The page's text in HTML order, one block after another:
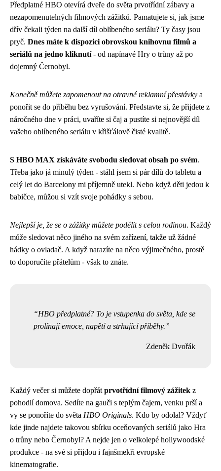
Předplatné HBO otevírá dveře do světa prvotřídní zábavy a
nezapomenutelných filmových zážitků. Pamatujete si, jak jsme
dřív čekali týden na další díl oblíbeného seriálu? Ty časy jsou
pryč. Dnes máte k dispozici obrovskou knihovnu filmů a
seriálů na jedno kliknutí- od napínavé Hry o trůny až po
dojemný Černobyl.
Konečně můžete zapomenout na otravné reklamní přestávky a
ponořit se do příběhu bez vyrušování. Představte si, že přijdete z
náročného dne v práci, uvaříte si čaj a pustíte si nejnovější díl
vašeho oblíbeného seriálu v křišťálově čisté kvalitě.
S HBO MAX získáváte svobodu sledovat obsah po svém.
Třeba jako já minulý týden - stáhl jsem si pár dílů do tabletu a
celý let do Barcelony mi příjemně utekl. Nebo když děti jedou k
babičce, můžou si vzít svoje pohádky s sebou.
Nejlepší je, že se o zážitky můžete podělit s celou rodinou. Každý
může sledovat něco jiného na svém zařízení, takže už žádné
hádky o ovladač. A když narazíte na něco výjimečného, prostě
to doporučíte přátelům - však to znáte.
HBO předplatné? To je vstupenka do světa, kde se
prolínají emoce, napětí a strhující příběhy.
Zdeněk Dvořák
Každý večer si můžete dopřát prvotřídní filmový zážitek z
pohodlí domova. Sedíte na gauči s teplým čajem, venku prší a
vy se ponoříte do světa HBO Originals. Kdo by odolal? Vždyť
kde jinde najdete takovou sbírku oceňovaných seriálů jako Hra
o trůny nebo Černobyl? A nejde jen o velkolepé hollywoodské
produkce - na své si přijdou i fajnšmekři evropské
kinematografie.